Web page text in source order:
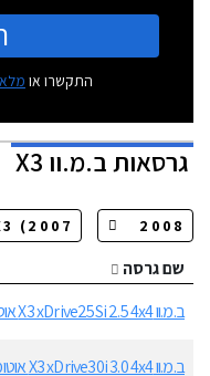
התקשרו או
גרסאותב.מ.וו X3
שם גרסה
ב.מ.וו X3 xDrive25Si 2.5 4x4 אוטומט
ב.מ.וו X3 xDrive30i 3.0 4x4 אוטומט